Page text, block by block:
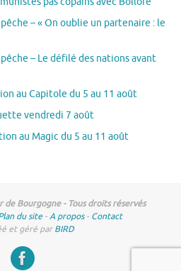
– « On oublie un partenaire : le
– Le défilé des nations avant
au Capitole du 5 au 11 août
vendredi 7 août
au Magic du 5 au 11 août
Bourgogne - Tous droits réservés
du site -A propos- Contact
et géré parBIRD